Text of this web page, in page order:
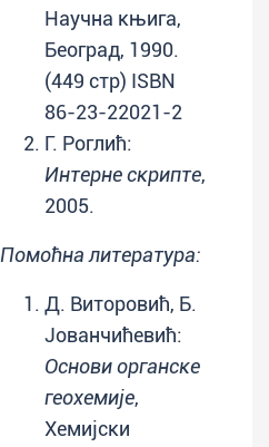
Научна књига,
Београд, 1990.
(449 стр) ISBN
86-23-22021-2
Г. Роглић:
Интерне скрипте,
2005.
Помоћна литература:
Д. Виторовић, Б.
Јованчићевић:
Основи органске
геохемије,
Хемијски